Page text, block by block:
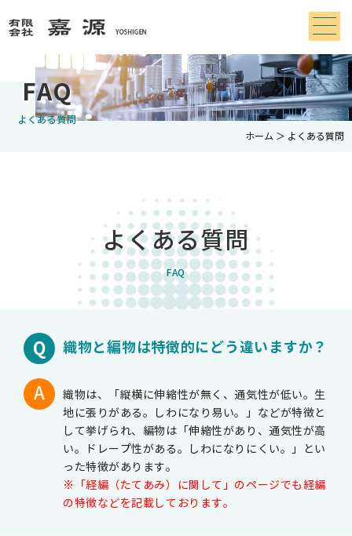
FAQ
よくある質問
ホーム ＞ よくある質問
よくある質問
FAQ
織物と編物は特徴的にどう違いますか？
織物は、「縦横に伸縮性が無く、通気性が低い。生
地に張りがある。しわになり易い。」などが特徴と
して挙げられ、編物は「伸縮性があり、通気性が高
い。ドレープ性がある。しわになりにくい。」とい
った特徴があります。
※「経編（たてあみ）に関して」のページでも経編
の特徴などを記載しております。